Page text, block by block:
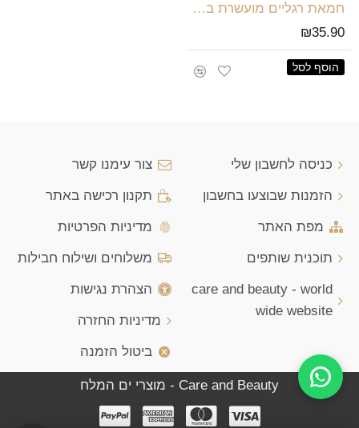
חמאת רגליים מועשרת באובליפיחה
₪35.90
הוסף לסל
כניסה לחשבון שלי
הזמנות שבוצעו בחשבון
מפת האתר
תוכנית שותפים
care and beauty - world
wide website
צור עימנו קשר
תקנון רכישה באתר
מדיניות הפרטיות
משלוחים ושילוח חבילות
הצהרת נגישות
מדיניות החזרה
ביטול הזמנה
Care and Beauty - מוצרי ים המלח